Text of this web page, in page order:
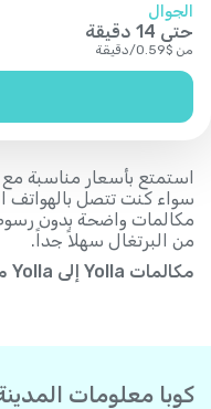
الجوال
حتى 14 دقيقة
من $
0.59
/دقيقة
مكالمات واضحة بدون
من البرتغال سهلاً جداً.
مكالمات Yolla إلى Yolla مجانية دائماً!
كوبا معلومات